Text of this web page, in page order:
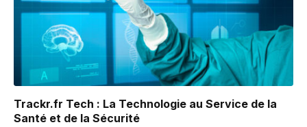
Trackr.fr Tech : La Technologie au Service de la
Santé et de la Sécurité